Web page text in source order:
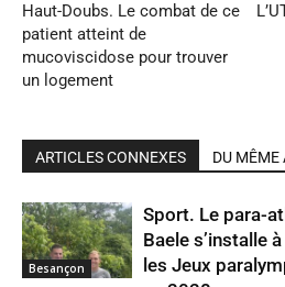
Haut-Doubs. Le combat de ce
patient atteint de
mucoviscidose pour trouver
un logement
ARTICLES CONNEXES DU MÊME
Besançon
Sport. Le para-
Baele s’installe
les Jeux